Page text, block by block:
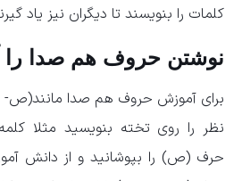
کلمات را بنویسند تا دیگران نیز یاد
نوشتن حروف هم صدا را
برای آموزش حروف هم صدا مانند(ص-
نظر را روی تخته بنویسید مثلا
حرف (ص) را بپوشانید و از دانش